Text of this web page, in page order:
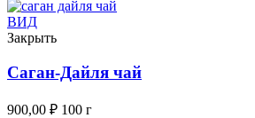
ВИД
Закрыть
Саган-Дайля чай
900,00 ₽ 100 г